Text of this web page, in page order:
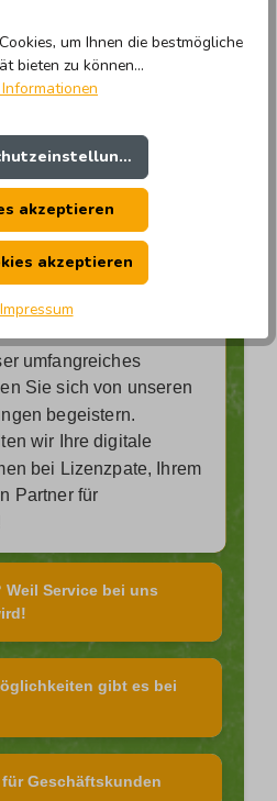
Welt der Software
mit Rat und Tat zur
nicht nur hochwertige
Einkaufserlebnis, das
Einfachheit,
stehen bei
damit Sie genau die
zu Ihren individuellen
umfangreiches
Sie sich von unseren
begeistern.
wir Ihre digitale
bei Lizenzpate, Ihrem
Partner für
Weil Service bei uns
gibt es bei
Geschäftskunden
um Ihnen die bestmögliche
bieten zu können...
akzeptieren
akzeptieren